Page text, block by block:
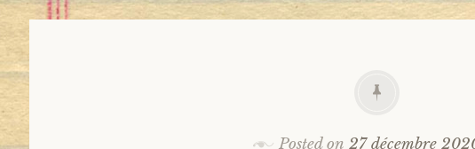
Posted on 27 décembre